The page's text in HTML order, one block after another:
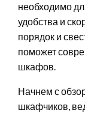
необходимо
удобства и
порядок и
поможет
шкафов.
Начнем с
шкафчиков,